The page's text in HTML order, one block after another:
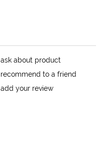
ask about product
recommend to a friend
add your review